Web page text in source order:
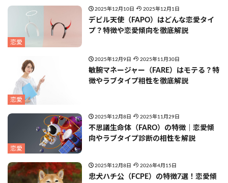
恋愛
2025年12月10日 2025年12月1日
デビル天使（FAPO）はどんな恋愛タイ
プ？特徴や恋愛傾向を徹底解説
恋愛
2025年12月9日 2025年11月30日
敏腕マネージャー（FARE）はモテる？特
徴やラブタイプ相性を徹底解説
恋愛
2025年12月8日 2025年11月29日
不思議生命体（FARO）の特徴｜恋愛傾
向やラブタイプ診断の相性を解説
2025年12月8日 2026年4月15日
忠犬ハチ公（FCPE）の特徴7選！恋愛傾